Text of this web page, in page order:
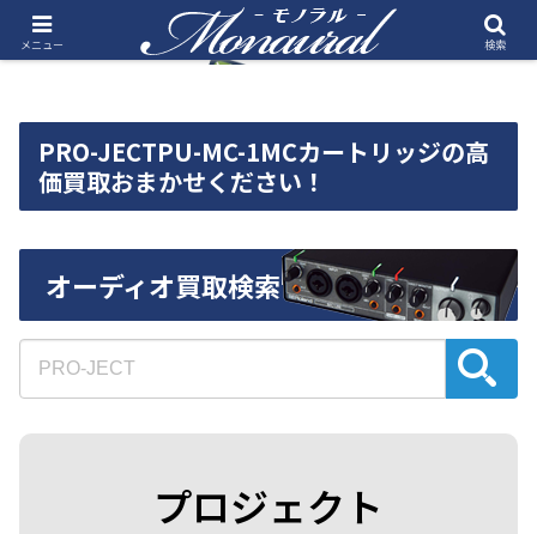
PRO-JECTPU-MC-1MCカートリッジの高
価買取おまかせください！
オーディオ買取検索
プロジェクト
メニュー 検索